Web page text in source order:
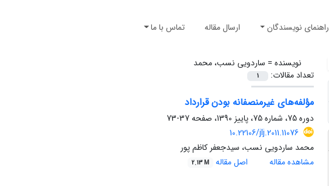
راهنمای نویسندگان ارسال مقاله تماس با ما
نویسنده = ساردویی نسب، محمد
تعداد مقالات:
1
مؤلفه‌های غیرمنصفانه بودن قرارداد
دوره 75، شماره 75، پاییز 1390، صفحه
37-73
10.22106/jlj.2011.11076
محمد ساردویی نسب، سیدجعفر کاظم پور
مشاهده مقاله
اصل مقاله 2.13 M